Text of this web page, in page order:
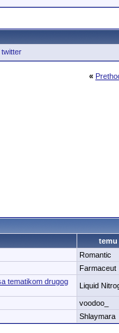
twitter
«
temu
Romantic
Farmaceut
tematikom drugog
Liquid
voodoo_
Shlaymara